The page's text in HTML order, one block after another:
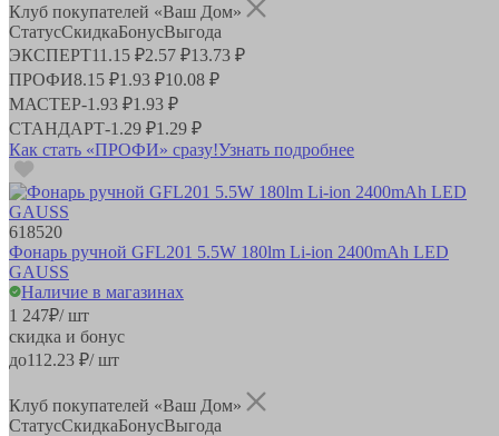
Клуб покупателей «Ваш Дом»
СтатусСкидкаБонусВыгода
ЭКСПЕРТ11.15 ₽2.57 ₽13.73 ₽
ПРОФИ8.15 ₽1.93 ₽10.08 ₽
МАСТЕР-1.93 ₽1.93 ₽
СТАНДАРТ-1.29 ₽1.29 ₽
Как стать «ПРОФИ» сразу!Узнать подробнее
618520
Фонарь ручной GFL201 5.5W 180lm Li-ion 2400mAh LED
GAUSS
Наличие в магазинах
1 247₽/ шт
скидка и бонус
до112.23 ₽/ шт
Клуб покупателей «Ваш Дом»
СтатусСкидкаБонусВыгода